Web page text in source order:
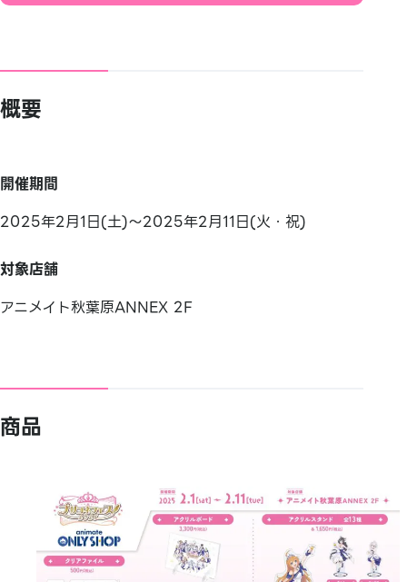
概要
開催期間
2025年2月1日(土)～2025年2月11日(火・祝)
対象店舗
アニメイト秋葉原ANNEX 2F
商品